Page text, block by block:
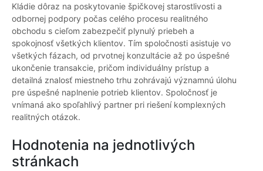
Kládie dôraz na poskytovanie špičkovej starostlivosti a
odbornej podpory počas celého procesu realitného
obchodu s cieľom zabezpečiť plynulý priebeh a
spokojnosť všetkých klientov. Tím spoločnosti asistuje vo
všetkých fázach, od prvotnej konzultácie až po úspešné
ukončenie transakcie, pričom individuálny prístup a
detailná znalosť miestneho trhu zohrávajú významnú úlohu
pre úspešné naplnenie potrieb klientov. Spoločnosť je
vnímaná ako spoľahlivý partner pri riešení komplexných
realitných otázok.
Hodnotenia na jednotlivých
stránkach